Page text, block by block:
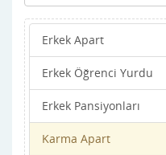
ihsaniye
iscehisar
Kızılören
Merkez
Sandıklı
Erkek Apart
Erkek Öğrenci Yurdu
Erkek Pansiyonları
Karma Apart